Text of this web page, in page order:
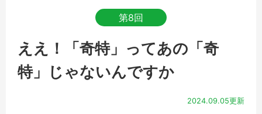
第8回
ええ！「奇特」ってあの「奇
特」じゃないんですか
2024.09.05更新